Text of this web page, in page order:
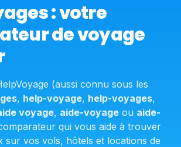
: votre
de voyage
(aussi connu sous les
, help-voyage, help-voyages,
voyage, aide-voyage ou aide-
qui vous aide à trouver
sur vos vols, hôtels et locations de